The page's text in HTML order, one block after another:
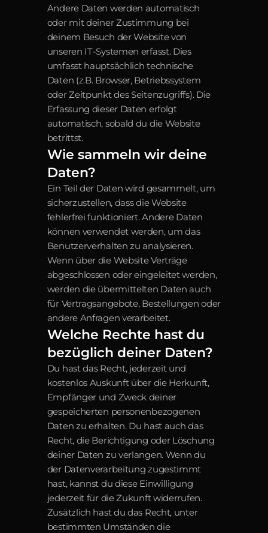
Andere Daten werden automatisch
oder mit deiner Zustimmung bei
deinem Besuch der Website von
unseren IT-Systemen erfasst. Dies
umfasst hauptsächlich technische
Daten (z.B. Browser, Betriebssystem
oder Zeitpunkt des Seitenzugriffs). Die
Erfassung dieser Daten erfolgt
automatisch, sobald du die Website
betrittst.
Wie sammeln wir deine
Daten?
Ein Teil der Daten wird gesammelt, um
sicherzustellen, dass die Website
fehlerfrei funktioniert. Andere Daten
können verwendet werden, um das
Benutzerverhalten zu analysieren.
Wenn über die Website Verträge
abgeschlossen oder eingeleitet werden,
werden die übermittelten Daten auch
für Vertragsangebote, Bestellungen oder
andere Anfragen verarbeitet.
Welche Rechte hast du
bezüglich deiner Daten?
Du hast das Recht, jederzeit und
kostenlos Auskunft über die Herkunft,
Empfänger und Zweck deiner
gespeicherten personenbezogenen
Daten zu erhalten. Du hast auch das
Recht, die Berichtigung oder Löschung
deiner Daten zu verlangen. Wenn du
der Datenverarbeitung zugestimmt
hast, kannst du diese Einwilligung
jederzeit für die Zukunft widerrufen.
Zusätzlich hast du das Recht, unter
bestimmten Umständen die